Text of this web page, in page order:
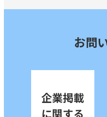
お問
企業掲載
に関する